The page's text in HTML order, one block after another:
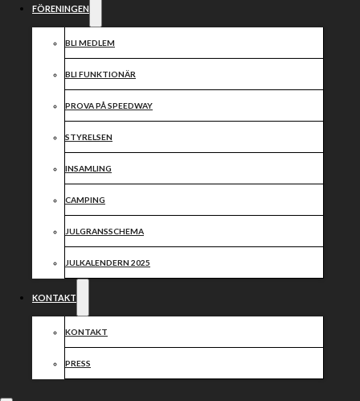
FÖRENINGEN
BLI MEDLEM
BLI FUNKTIONÄR
PROVA PÅ SPEEDWAY
STYRELSEN
INSAMLING
CAMPING
JULGRANSSCHEMA
JULKALENDERN 2025
KONTAKT
KONTAKT
PRESS
Hipp hipp hurra!
Dela nyheten: